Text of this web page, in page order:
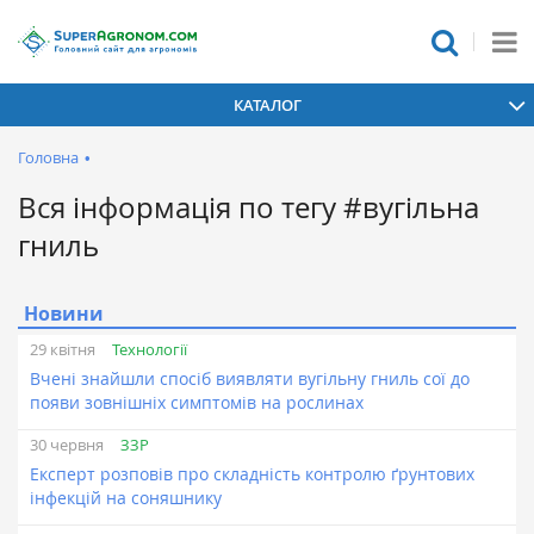
КАТАЛОГ
Головна •
Вся інформація по тегу #вугільна
гниль
Новини
29 квітня Технології
Вчені знайшли спосіб виявляти вугільну гниль сої до
появи зовнішніх симптомів на рослинах
30 червня ЗЗР
Експерт розповів про складність контролю ґрунтових
інфекцій на соняшнику